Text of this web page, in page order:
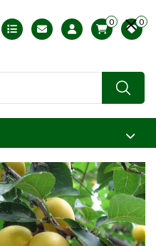
zónák
Nyomtatható ABC árjegyzék
Profilom
0 0